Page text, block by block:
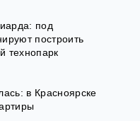
под
построить
технопарк
в Красноярске